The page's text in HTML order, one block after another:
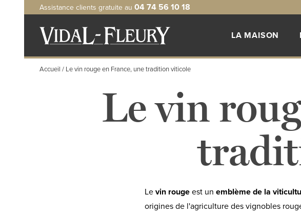
Assistance clients gratuite au 04 74 56 10 18
LA MAISON
Accueil Le vin rouge en France, une tradition viticole
Le vin
Le vin rouge est un emblème de la
origines de l'agriculture des vignobles